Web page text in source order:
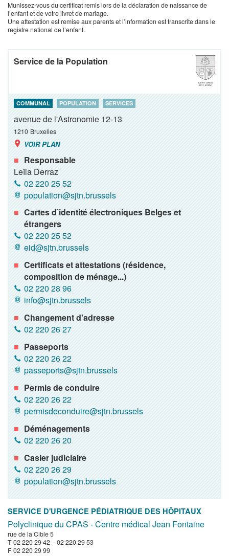
Munissez-vous du certificat remis lors de la déclaration de naissance de
l’enfant et de votre livret de mariage.
Une attestation est remise aux parents et l’information est transcrite dans le
registre national de l’enfant.
Service de la Population
COMMUNAL POPULATION SERVICES
avenue de l'Astronomie 12-13
1210 Bruxelles
VOIR PLAN
Responsable
Leïla Derraz
02 220 25 52
population@sjtn.brussels
Cartes d’identité électroniques Belges et
étrangers
02 220 25 52
eid@sjtn.brussels
Certificats et attestations (résidence,
composition de ménage...)
02 220 28 96
info@sjtn.brussels
Changement d'adresse
02 220 26 27
Passeports
02 220 26 22
passeports@sjtn.brussels
Permis de conduire
02 220 26 22
permisdeconduire@sjtn.brussels
Déménagements
02 220 26 20
Casier judiciaire
02 220 26 29
population@sjtn.brussels
SERVICE D'URGENCE PÉDIATRIQUE DES HÔPITAUX
Polyclinique du CPAS - Centre médical Jean Fontaine
rue de la Cible 5
T 02 220 29 42 - 02 220 29 53
F 02 220 29 99